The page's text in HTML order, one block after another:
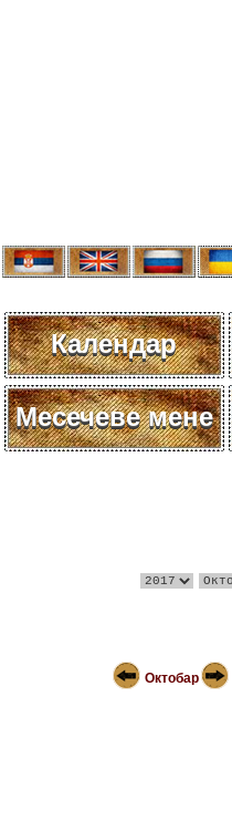
Календар
Месечеве мене
Октобар